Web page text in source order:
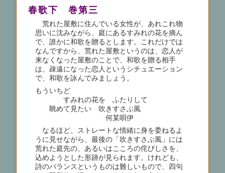
春歌下 巻第三
荒れた屋敷に住んでいる女性が、あれこれ物
思いに沈みながら、庭にあるすみれの花を摘ん
で、誰かに和歌を贈るとします。これだけでは
なんですから、荒れた屋敷というのは、恋人が
来なくなった屋敷のことで、和歌を贈る相手
は、疎遠になった恋人というシチュエーション
で、和歌を詠んでみましょう。
もういちど
すみれの花を ふたりして
眺めて見たい 吹きすさぶ風
何某唄伊
なるほど、ストレートな情緒に身を委ねるよ
うに見せながら、最後の「吹きすさぶ風」には
荒れた庭先の、あるいはこころの侘びしさを、
込めようとした形跡が見られます。けれども、
詩のバランスというものは難しいもので、四句